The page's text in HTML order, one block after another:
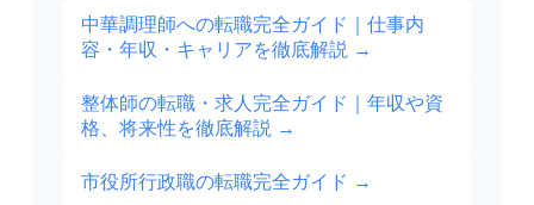
中華調理師への転職完全ガイド｜仕事内
容・年収・キャリアを徹底解説 →
整体師の転職・求人完全ガイド｜年収や資
格、将来性を徹底解説 →
市役所行政職の転職完全ガイド →